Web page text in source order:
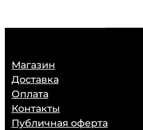
Магазин
Доставка
Оплата
Контакты
Публичная оферта